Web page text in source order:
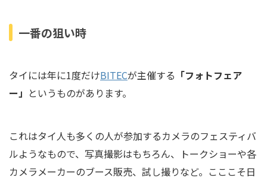
一番の狙い時
タイには年に1度だけBITECが主催する 「フォトフェア
ー」 というものがあります。
これはタイ人も多くの人が参加するカメラのフェスティバ
ルようなもので、写真撮影はもちろん、トークショーや各
カメラメーカーのブース販売、試し撮りなど。こここそ日